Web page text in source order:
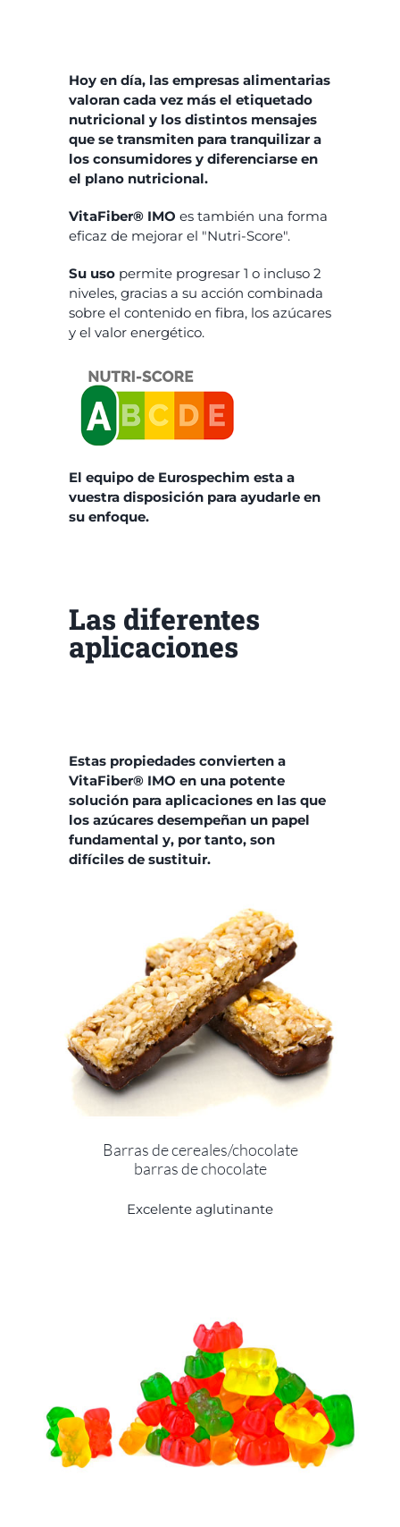
Hoy en día, las empresas alimentarias
valoran cada vez más el etiquetado
nutricional y los distintos mensajes
que se transmiten para tranquilizar a
los consumidores y diferenciarse en
el plano nutricional.
VitaFiber® IMO es también una forma
eficaz de mejorar el "Nutri-Score".
Su usopermite progresar 1 o incluso 2
niveles, gracias a su acción combinada
sobre el contenido en fibra, los azúcares
y el valor energético.
El equipo de Eurospechim esta a
vuestra disposición para ayudarle en
su enfoque.
Las diferentes
aplicaciones
Estas propiedades convierten a
VitaFiber® IMO en una potente
solución para aplicaciones en las que
los azúcares desempeñan un papel
fundamental y, por tanto, son
difíciles de sustituir.
Barras de cereales/chocolate
barras de chocolate
Excelente aglutinante